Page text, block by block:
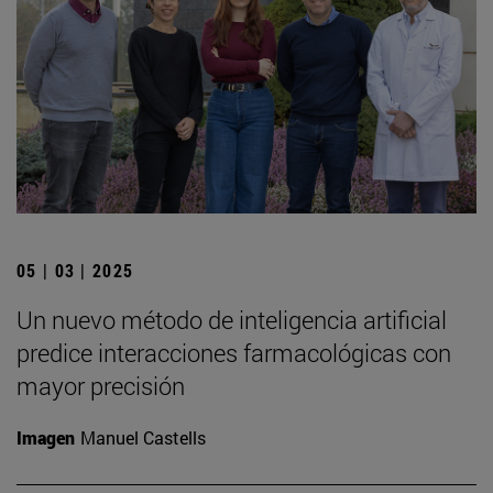
05 | 03 | 2025
Un nuevo método de inteligencia artificial
predice interacciones farmacológicas con
mayor precisión
Imagen Manuel Castells